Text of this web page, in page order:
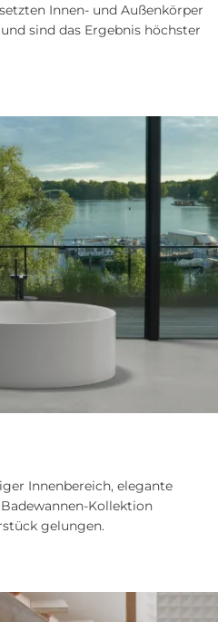
Innen- und Außenkörper
sind das Ergebnis höchster
Innenbereich, elegante
Kollektion
gelungen.